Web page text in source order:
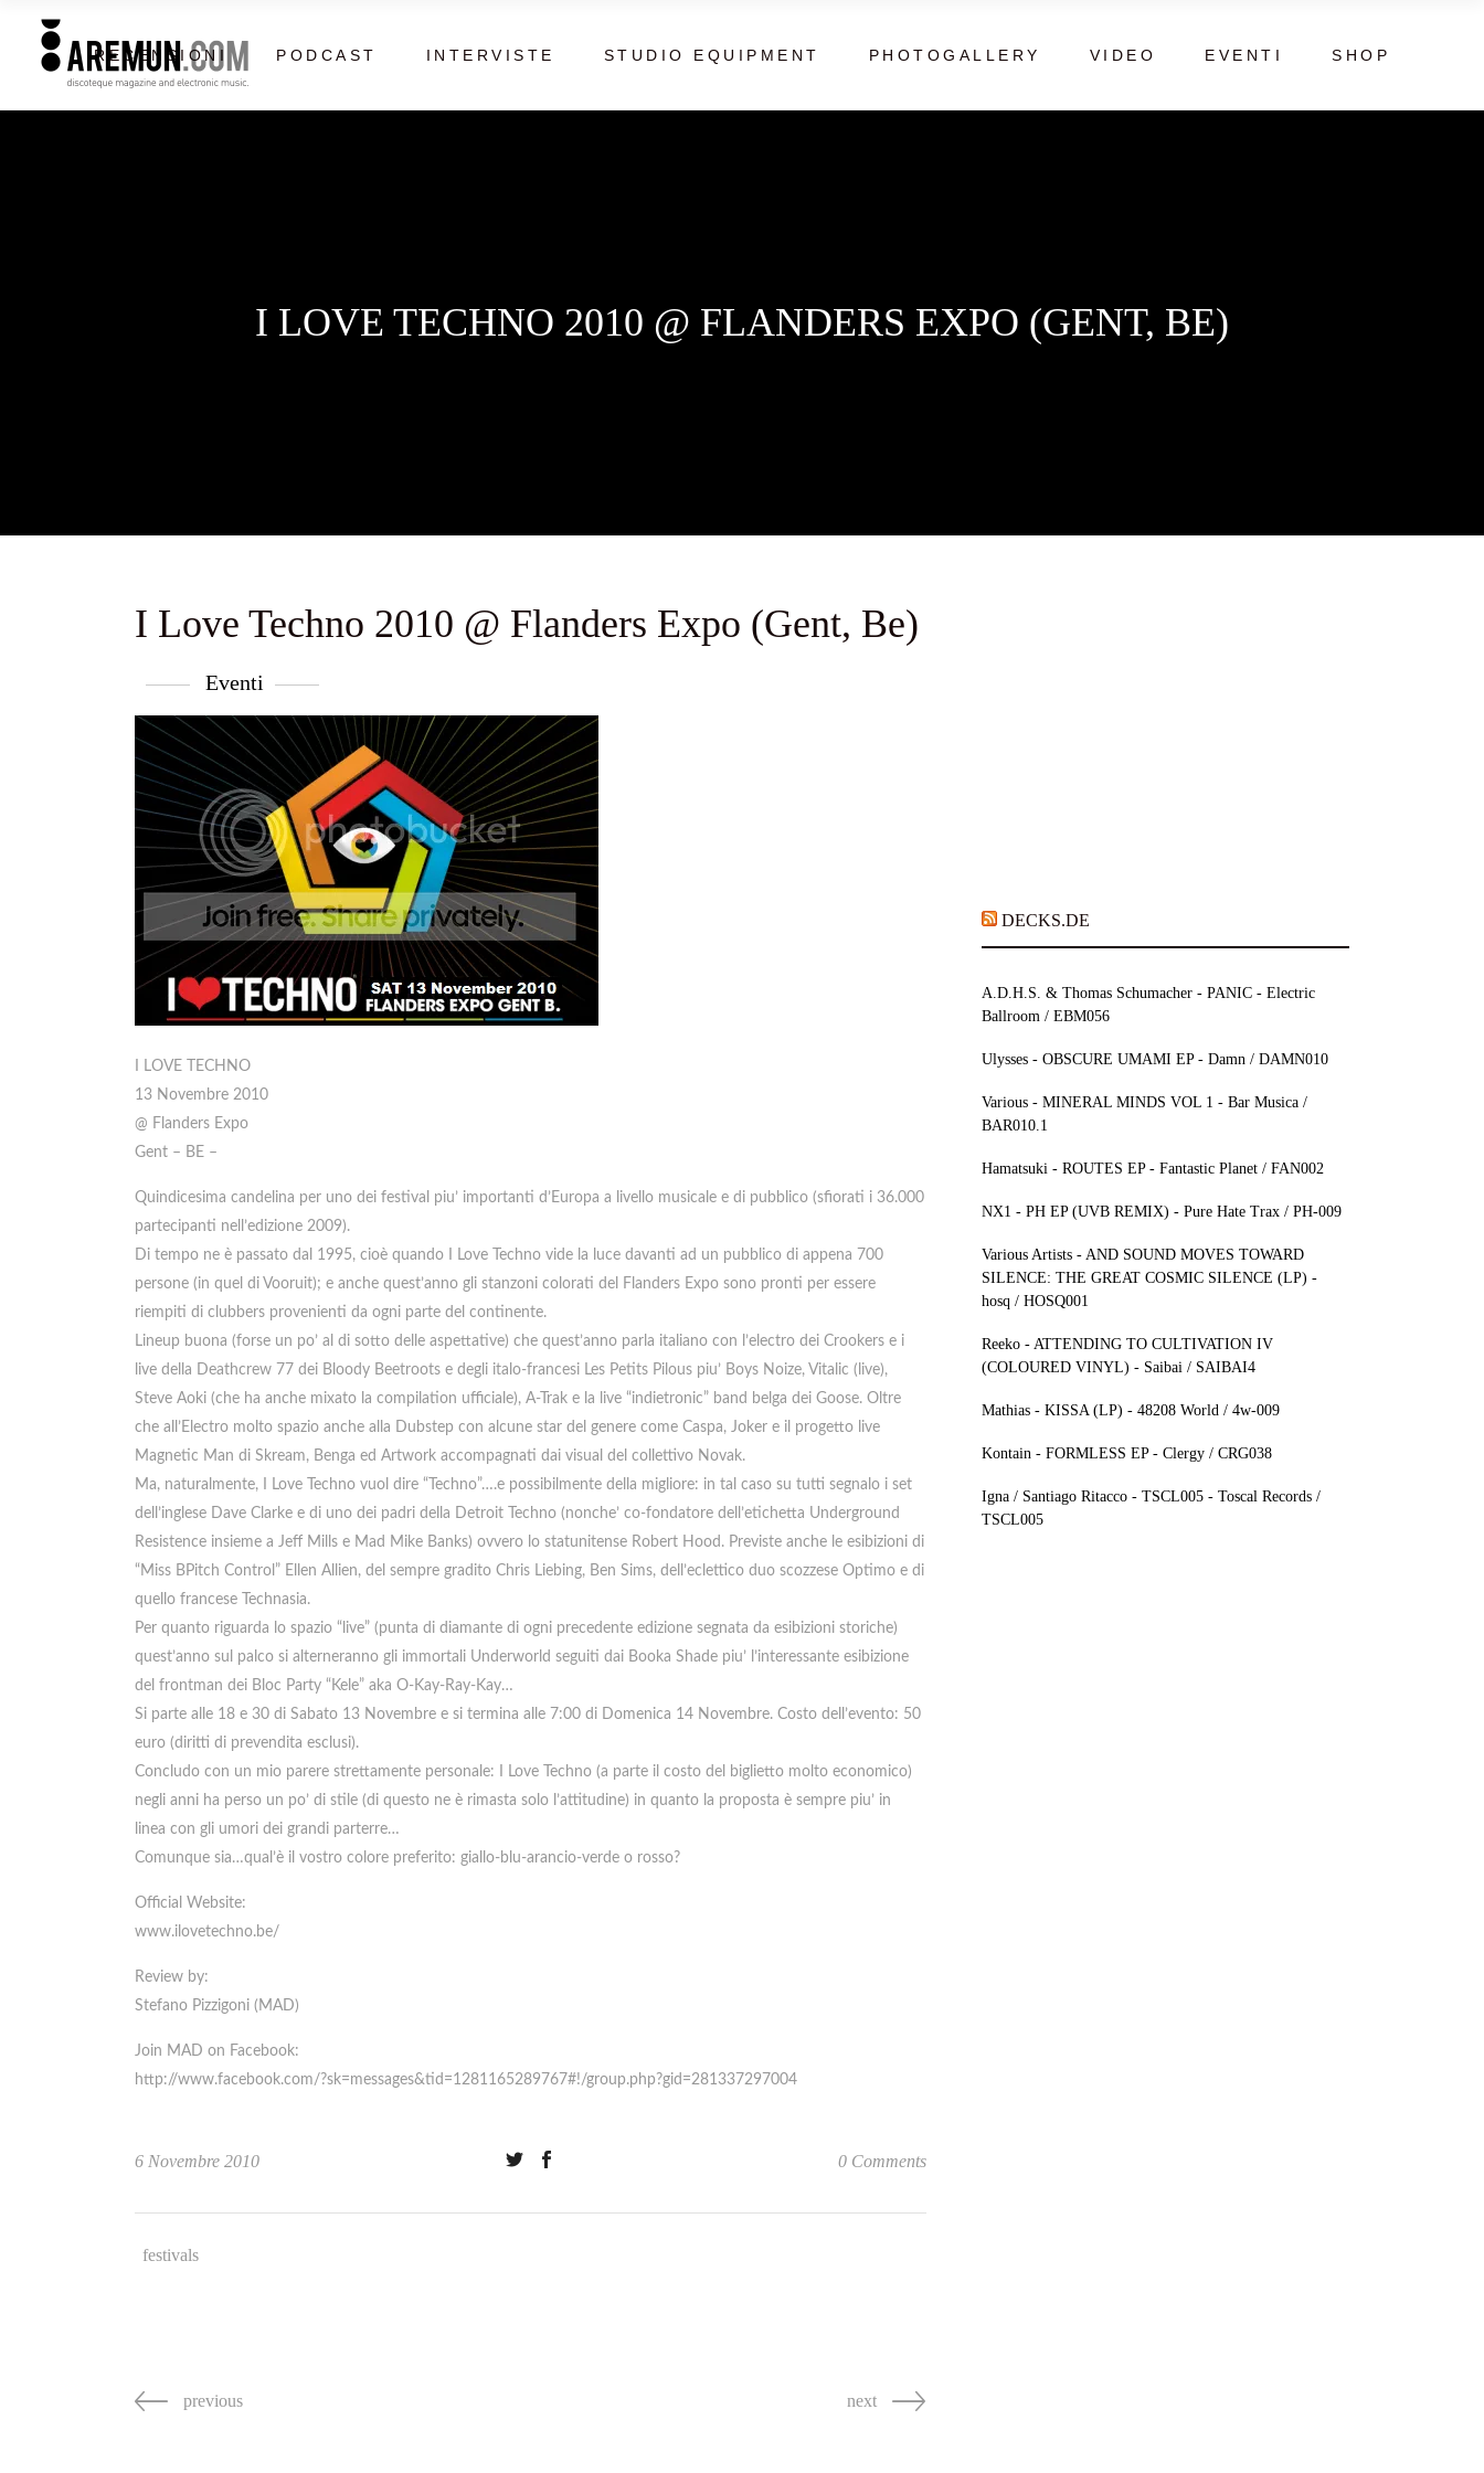
RECENSIONI PODCAST INTERVISTE STUDIO EQUIPMENT PHOTOGALLERY VIDEO EVENTI SHOP
I LOVE TECHNO 2010 @ FLANDERS EXPO (GENT, BE)
I Love Techno 2010 @ Flanders Expo (Gent, Be)
Eventi
I LOVE TECHNO
13 Novembre 2010
@ Flanders Expo
Gent – BE –
Quindicesima candelina per uno dei festival piu’ importanti d’Europa a livello musicale e di pubblico (sfiorati i 36.000
partecipanti nell’edizione 2009).
Di tempo ne è passato dal 1995, cioè quando I Love Techno vide la luce davanti ad un pubblico di appena 700
persone (in quel di Vooruit); e anche quest’anno gli stanzoni colorati del Flanders Expo sono pronti per essere
riempiti di clubbers provenienti da ogni parte del continente.
Lineup buona (forse un po’ al di sotto delle aspettative) che quest’anno parla italiano con l’electro dei Crookers e i
live della Deathcrew 77 dei Bloody Beetroots e degli italo-francesi Les Petits Pilous piu’ Boys Noize, Vitalic (live),
Steve Aoki (che ha anche mixato la compilation ufficiale), A-Trak e la live “indietronic” band belga dei Goose. Oltre
che all’Electro molto spazio anche alla Dubstep con alcune star del genere come Caspa, Joker e il progetto live
Magnetic Man di Skream, Benga ed Artwork accompagnati dai visual del collettivo Novak.
Ma, naturalmente, I Love Techno vuol dire “Techno”….e possibilmente della migliore: in tal caso su tutti segnalo i set
dell’inglese Dave Clarke e di uno dei padri della Detroit Techno (nonche’ co-fondatore dell’etichetta Underground
Resistence insieme a Jeff Mills e Mad Mike Banks) ovvero lo statunitense Robert Hood. Previste anche le esibizioni di
“Miss BPitch Control” Ellen Allien, del sempre gradito Chris Liebing, Ben Sims, dell’eclettico duo scozzese Optimo e di
quello francese Technasia.
Per quanto riguarda lo spazio “live” (punta di diamante di ogni precedente edizione segnata da esibizioni storiche)
quest’anno sul palco si alterneranno gli immortali Underworld seguiti dai Booka Shade piu’ l’interessante esibizione
del frontman dei Bloc Party “Kele” aka O-Kay-Ray-Kay…
Si parte alle 18 e 30 di Sabato 13 Novembre e si termina alle 7:00 di Domenica 14 Novembre. Costo dell’evento: 50
euro (diritti di prevendita esclusi).
Concludo con un mio parere strettamente personale: I Love Techno (a parte il costo del biglietto molto economico)
negli anni ha perso un po’ di stile (di questo ne è rimasta solo l’attitudine) in quanto la proposta è sempre piu’ in
linea con gli umori dei grandi parterre…
Comunque sia…qual’è il vostro colore preferito: giallo-blu-arancio-verde o rosso?
Official Website:
www.ilovetechno.be/
Review by:
Stefano Pizzigoni (MAD)
Join MAD on Facebook:
http://www.facebook.com/?sk=messages&tid=1281165289767#!/group.php?gid=281337297004
6 Novembre 2010 0 Comments
festivals
previous next
DECKS.DE
A.D.H.S. & Thomas Schumacher - PANIC - Electric
Ballroom / EBM056
Ulysses - OBSCURE UMAMI EP - Damn / DAMN010
Various - MINERAL MINDS VOL 1 - Bar Musica /
BAR010.1
Hamatsuki - ROUTES EP - Fantastic Planet / FAN002
NX1 - PH EP (UVB REMIX) - Pure Hate Trax / PH-009
Various Artists - AND SOUND MOVES TOWARD
SILENCE: THE GREAT COSMIC SILENCE (LP) -
hosq / HOSQ001
Reeko - ATTENDING TO CULTIVATION IV
(COLOURED VINYL) - Saibai / SAIBAI4
Mathias - KISSA (LP) - 48208 World / 4w-009
Kontain - FORMLESS EP - Clergy / CRG038
Igna / Santiago Ritacco - TSCL005 - Toscal Records /
TSCL005